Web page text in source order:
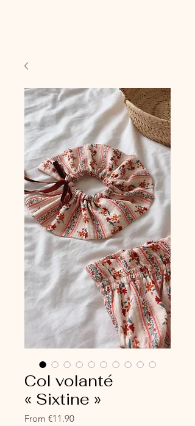
Col volanté
« Sixtine »
From €11.90Sale